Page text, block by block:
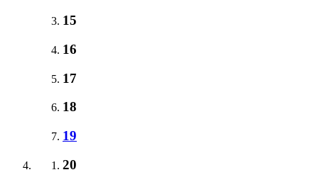
15
16
17
18
19
20